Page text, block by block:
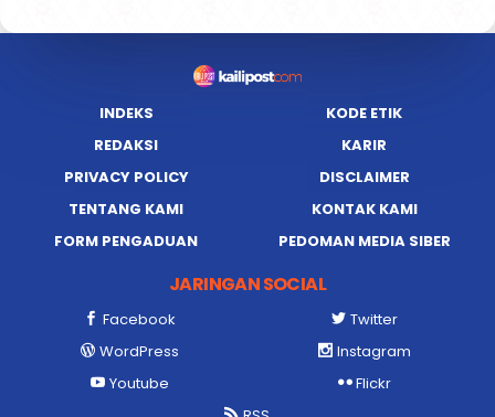
INDEKS
KODE ETIK
REDAKSI
KARIR
PRIVACY POLICY
DISCLAIMER
TENTANG KAMI
KONTAK KAMI
FORM PENGADUAN
PEDOMAN MEDIA SIBER
JARINGAN SOCIAL
Facebook
Twitter
WordPress
Instagram
Youtube
Flickr